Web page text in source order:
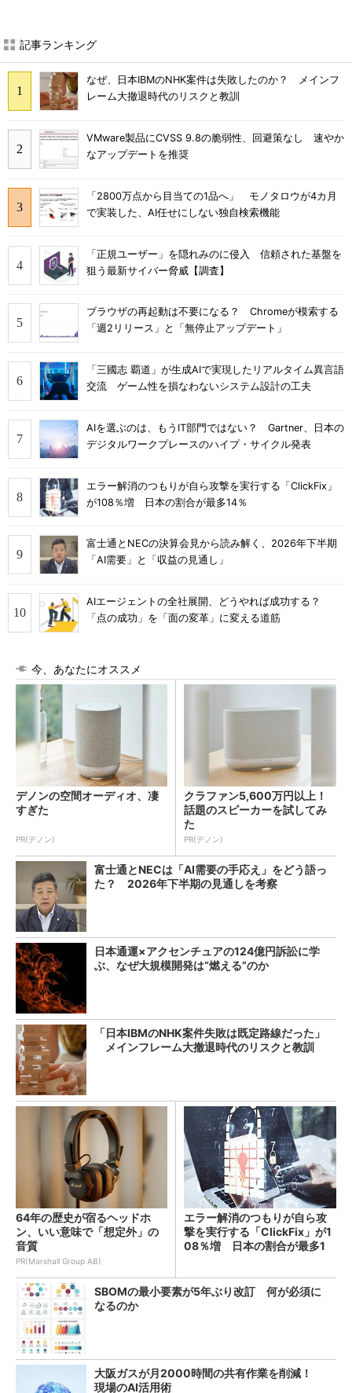
記事ランキング
なぜ、日本IBMのNHK案件は失敗したのか？ メインフ
レーム大撤退時代のリスクと教訓
VMware製品にCVSS 9.8の脆弱性、回避策なし 速やか
なアップデートを推奨
「2800万点から目当ての1品へ」 モノタロウが4カ月
で実装した、AI任せにしない独自検索機能
「正規ユーザー」を隠れみのに侵入 信頼された基盤を
狙う最新サイバー脅威【調査】
ブラウザの再起動は不要になる？ Chromeが模索する
「週2リリース」と「無停止アップデート」
「三國志 覇道」が生成AIで実現したリアルタイム異言語
交流 ゲーム性を損なわないシステム設計の工夫
AIを選ぶのは、もうIT部門ではない？ Gartner、日本の
デジタルワークプレースのハイプ・サイクル発表
エラー解消のつもりが自ら攻撃を実行する「ClickFix」
が108％増 日本の割合が最多14％
富士通とNECの決算会見から読み解く、2026年下半期
「AI需要」と「収益の見通し」
AIエージェントの全社展開、どうやれば成功する？
「点の成功」を「面の変革」に変える道筋
今、あなたにオススメ
デノンの空間オーディオ、凄
すぎた
PR(デノン)
クラファン5,600万円以上！
話題のスピーカーを試してみ
た
PR(デノン)
富士通とNECは「AI需要の手応え」をどう語っ
た？ 2026年下半期の見通しを考察
日本通運×アクセンチュアの124億円訴訟に学
ぶ、なぜ大規模開発は“燃える”のか
「日本IBMのNHK案件失敗は既定路線だった」
メインフレーム大撤退時代のリスクと教訓
64年の歴史が宿るヘッドホ
ン、いい意味で「想定外」の
音質
PR(Marshall Group AB)
エラー解消のつもりが自ら攻
撃を実行する「ClickFix」が1
08％増 日本の割合が最多1
SBOMの最小要素が5年ぶり改訂 何が必須に
なるのか
大阪ガスが月2000時間の共有作業を削減！
現場のAI活用術